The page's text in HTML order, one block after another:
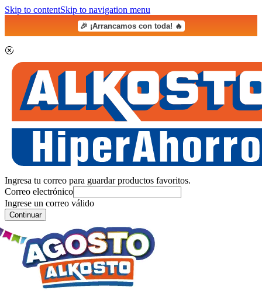
Skip to contentSkip to navigation menu
🎉 ¡Arrancamos con toda! 🔥
Ingresa tu correo para guardar productos favoritos.
Correo electrónico
Ingrese un correo válido
Continuar